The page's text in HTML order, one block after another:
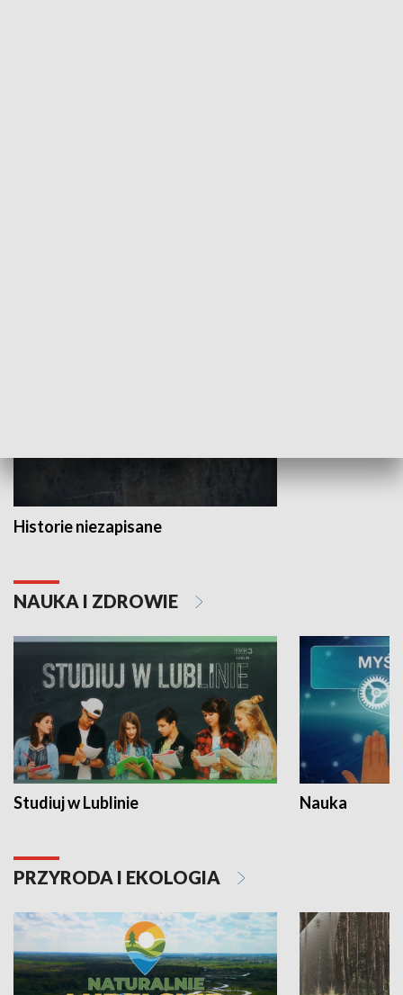
Historie niezapisane
NAUKA I ZDROWIE
Studiuj w Lublinie Nauka
PRZYRODA I EKOLOGIA